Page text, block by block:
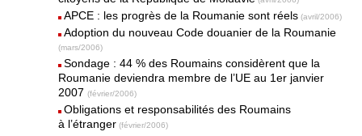
APCE : les progrès de la Roumanie sont réels (avril/2006)
Adoption du nouveau Code douanier de la Roumanie
(mars/2006)
Sondage : 44 % des Roumains considèrent que la
Roumanie deviendra membre de l’UE au 1er janvier
2007(février/2006)
Obligations et responsabilités des Roumains
à l’étranger (février/2006)